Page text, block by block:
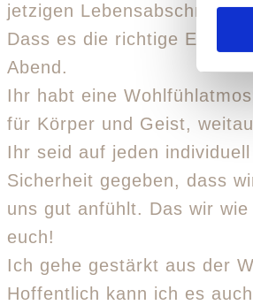
jetzigen Lebensabschnitt
Dass es die richtige
Abend.
Ihr habt eine
für Körper und Geist,
Ihr seid auf jeden
Sicherheit gegeben, dass
uns gut anfühlt. Das wir
euch!
Ich gehe gestärkt aus der
Hoffentlich kann ich es